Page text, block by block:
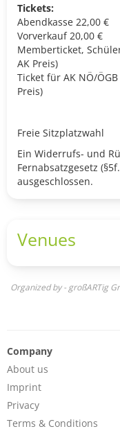
Tickets:
Abendkasse 22,00 €
Vorverkauf 20,00 €
Memberticket,
AK Preis)
Ticket für AK NÖ/
Preis)
Freie Sitzplatzwahl
Ein Widerrufs- und
Fernabsatzgesetz
ausgeschlossen.
Venues
Organized by - großARTig
Company
About us
Imprint
Privacy
Terms & Conditions